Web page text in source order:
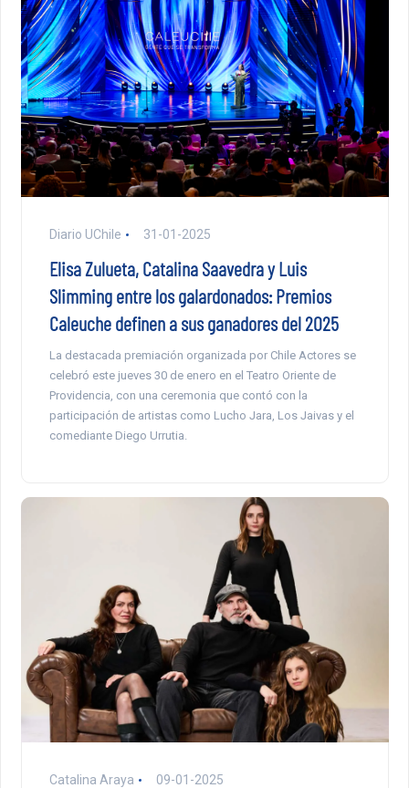
Diario UChile 31-01-2025
Elisa Zulueta, Catalina Saavedra y Luis
Slimming entre los galardonados: Premios
Caleuche definen a sus ganadores del 2025
La destacada premiación organizada por Chile Actores se
celebró este jueves 30 de enero en el Teatro Oriente de
Providencia, con una ceremonia que contó con la
participación de artistas como Lucho Jara, Los Jaivas y el
comediante Diego Urrutia.
Catalina Araya 09-01-2025